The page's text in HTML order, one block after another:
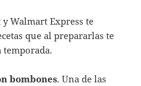
Walmart Express te
que al prepararlas te
temporada.
bombones. Una de las